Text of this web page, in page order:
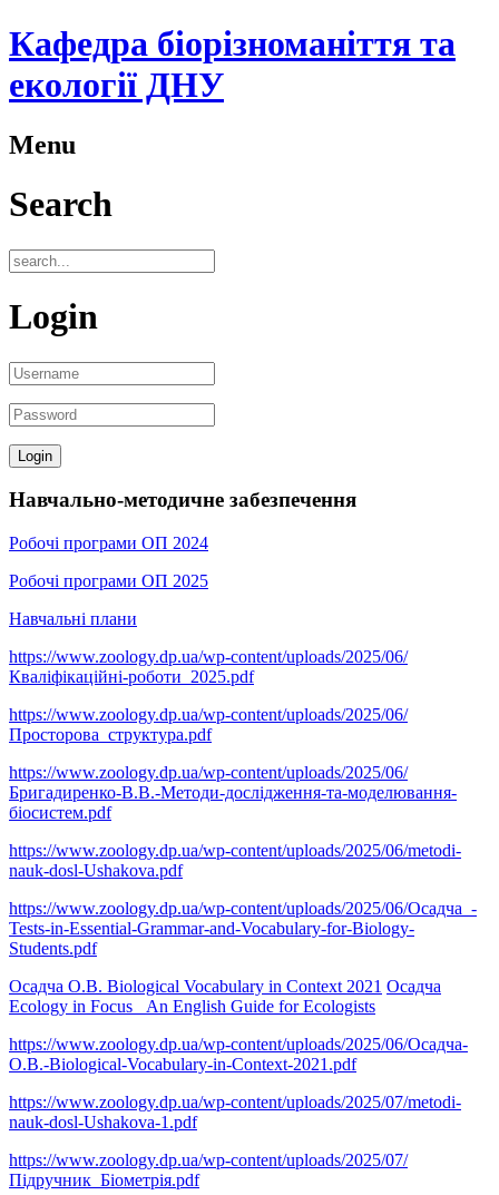
Кафедра біорізноманіття та
екології ДНУ
Menu
Search
Login
Навчально-методичне забезпечення
Робочі програми ОП 2024
Робочі програми ОП 2025
Навчальні плани
https://www.zoology.dp.ua/wp-content/uploads/2025/06/
Кваліфікаційні-роботи_2025.pdf
https://www.zoology.dp.ua/wp-content/uploads/2025/06/
Просторова_структура.pdf
https://www.zoology.dp.ua/wp-content/uploads/2025/06/
Бригадиренко-В.В.-Методи-дослідження-та-моделювання-
біосистем.pdf
https://www.zoology.dp.ua/wp-content/uploads/2025/06/metodi-
nauk-dosl-Ushakova.pdf
https://www.zoology.dp.ua/wp-content/uploads/2025/06/Осадча_-
Tests-in-Essential-Grammar-and-Vocabulary-for-Biology-
Students.pdf
Осадча О.В. Biological Vocabulary in Context 2021 Осадча
Ecology in Focus _An English Guide for Ecologists
https://www.zoology.dp.ua/wp-content/uploads/2025/06/Осадча-
О.В.-Biological-Vocabulary-in-Context-2021.pdf
https://www.zoology.dp.ua/wp-content/uploads/2025/07/metodi-
nauk-dosl-Ushakova-1.pdf
https://www.zoology.dp.ua/wp-content/uploads/2025/07/
Підручник_Біометрія.pdf